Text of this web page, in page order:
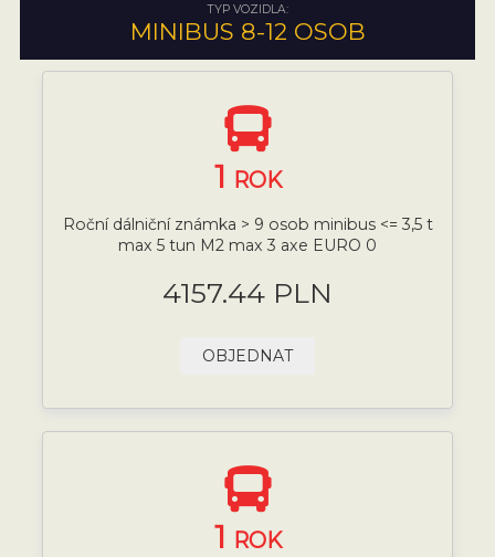
TYP VOZIDLA:
MINIBUS 8-12 OSOB
1 ROK
Roční dálniční známka > 9 osob minibus <= 3,5 t
max 5 tun M2 max 3 axe EURO 0
4157.44 PLN
OBJEDNAT
1 ROK